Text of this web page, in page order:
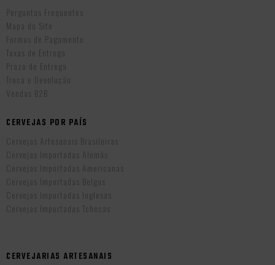
Perguntas Frequentes
Mapa do Site
Formas de Pagamento
Taxas de Entrega
Prazo de Entrega
Troca e Devolução
Vendas B2B
CERVEJAS POR PAÍS
Cervejas Artesanais Brasileiras
Cervejas Importadas Alemãs
Cervejas Importadas Americanas
Cervejas Importadas Belgas
Cervejas Importadas Inglesas
Cervejas Importadas Tchecas
CERVEJARIAS ARTESANAIS